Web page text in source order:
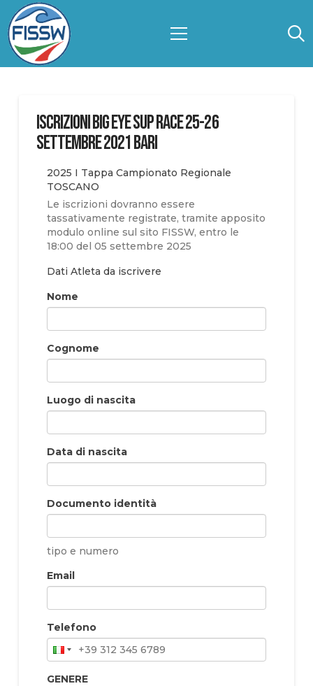
ISCRIZIONI BIG EYE SUP RACE 25-26
Settembre 2021 BARI
2025 I Tappa Campionato Regionale
TOSCANO
Le iscrizioni dovranno essere
tassativamente registrate, tramite apposito
modulo online sul sito FISSW, entro le
18:00 del 05 settembre 2025
Dati Atleta da iscrivere
Nome
Cognome
Luogo di nascita
Data di nascita
Documento identità
tipo e numero
Email
Telefono
GENERE